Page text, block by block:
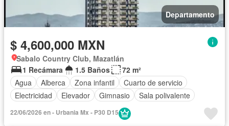
Departamento
$ 4,600,000 MXN
Sabalo Country Club, Mazatlán
1 Recámara
1.5 Baños
72 m²
Agua
Alberca Zona infantil
Cuarto de servicio
Electricidad
Elevador Gimnasio Sala polivalente
22/06/2026 en - Urbania Mx - P30 D15